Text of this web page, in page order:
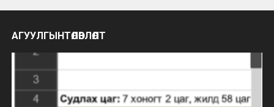
АГУУЛГЫНТӨЛӨВЛӨЛТ